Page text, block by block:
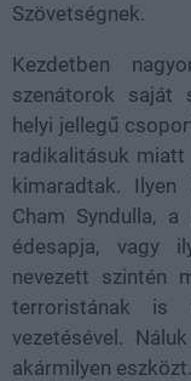
Szövetségnek.
Kezdetben
szenátorok saját
helyi jellegű
radikalitásuk
kimaradtak.
Cham Syndulla,
édesapja, vagy
nevezett szintén
terroristának is
vezetésével.
akármilyen eszközt.